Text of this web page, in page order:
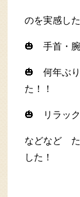
のを実感した
🎃 手首・腕
🎃 何年ぶ
た！！
🎃 リラック
などなど た
した！